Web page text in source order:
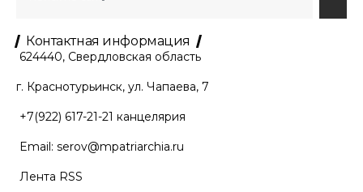
Контактная информация
624440, Свердловская область
г. Краснотурьинск, ул. Чапаева, 7
+7(922) 617-21-21 канцелярия
Email: serov@mpatriarchia.ru
Лента RSS